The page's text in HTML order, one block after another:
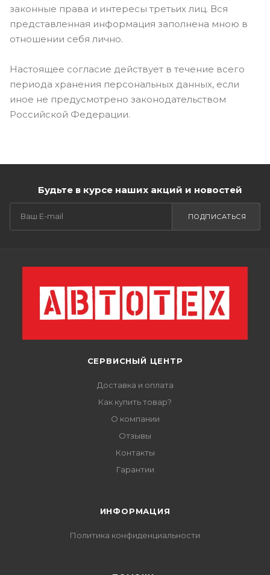
законные права и интересы третьих лиц. Вся
представленная информация заполнена мною в
отношении себя лично.
Настоящее согласие действует в течение всего
периода хранения персональных данных, если
иное не предусмотрено законодательством
Российской Федерации.
Будьте в курсе наших акций и новостей
ПОДПИСАТЬСЯ
СЕРВИСНЫЙ ЦЕНТР
Доставка и оплата
Как купить товар?
О компании
Отзывы
Контакты
Гарантии
ИНФОРМАЦИЯ
Политика конфиденциальности